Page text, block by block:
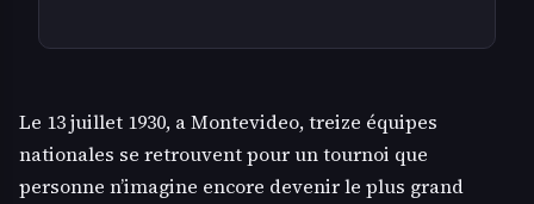
Le 13 juillet 1930, a Montevideo, treize équipes
nationales se retrouvent pour un tournoi que
personne n’imagine encore devenir le plus grand